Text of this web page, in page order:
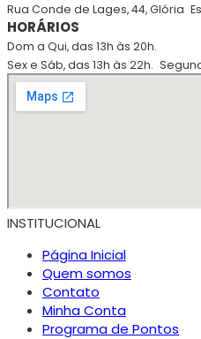
Rua Conde de Lages, 44, Glória
HORÁRIOS
Dom a Qui, das 13h às 20h.
Sex e Sáb, das 13h às 22h.
INSTITUCIONAL
Página Inicial
Quem somos
Contato
Minha Conta
Programa de Pontos